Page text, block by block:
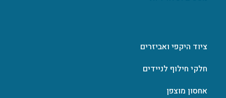
ציוד היקפי ואביזרים
חלקי חילוף לניידים
אחסון מוצפן